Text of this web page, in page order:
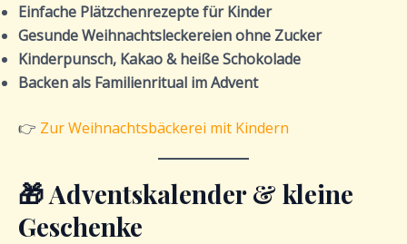
Einfache Plätzchenrezepte für Kinder
Gesunde Weihnachtsleckereien ohne Zucker
Kinderpunsch, Kakao & heiße Schokolade
Backen als Familienritual im Advent
👉 Zur Weihnachtsbäckerei mit Kindern
🎁 Adventskalender & kleine
Geschenke